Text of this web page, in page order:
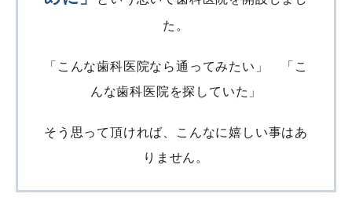
た。
「こんな歯科医院なら通ってみたい」 「こ
んな歯科医院を探していた」
そう思って頂ければ、こんなに嬉しい事はあ
りません。